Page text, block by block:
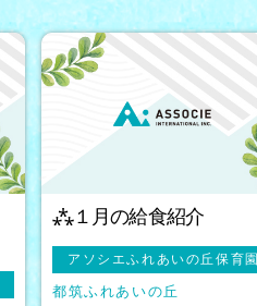
⁂１月の給食紹介
アソシエふれあいの丘保育園
都筑ふれあいの丘